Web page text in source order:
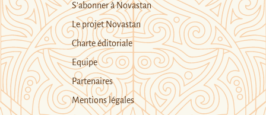
S’abonner à Novastan
Le projet Novastan
Charte éditoriale
Equipe
Partenaires
Mentions légales